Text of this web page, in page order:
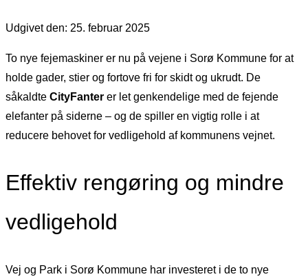
Udgivet den: 25. februar 2025
To nye fejemaskiner er nu på vejene i Sorø Kommune for at
holde gader, stier og fortove fri for skidt og ukrudt. De
såkaldte CityFanter er let genkendelige med de fejende
elefanter på siderne – og de spiller en vigtig rolle i at
reducere behovet for vedligehold af kommunens vejnet.
Effektiv rengøring og mindre
vedligehold
Vej og Park i Sorø Kommune har investeret i de to nye